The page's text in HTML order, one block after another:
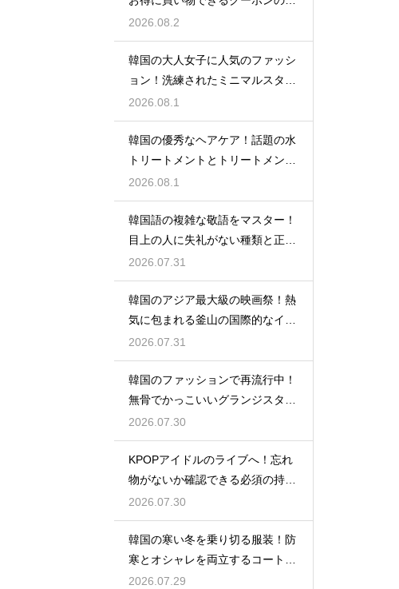
い探し方
2026.08.2
韓国の大人女子に人気のファッシ
ョン！洗練されたミニマルスタイ
ルの特徴
2026.08.1
韓国の優秀なヘアケア！話題の水
トリートメントとトリートメント
の使い分け
2026.08.1
韓国語の複雑な敬語をマスター！
目上の人に失礼がない種類と正し
い使い分け
2026.07.31
韓国のアジア最大級の映画祭！熱
気に包まれる釜山の国際的なイベ
ント
2026.07.31
韓国のファッションで再流行中！
無骨でかっこいいグランジスタイ
ルの特徴
2026.07.30
KPOPアイドルのライブへ！忘れ
物がないか確認できる必須の持ち
物リスト
2026.07.30
韓国の寒い冬を乗り切る服装！防
寒とオシャレを両立するコートの
種類
2026.07.29